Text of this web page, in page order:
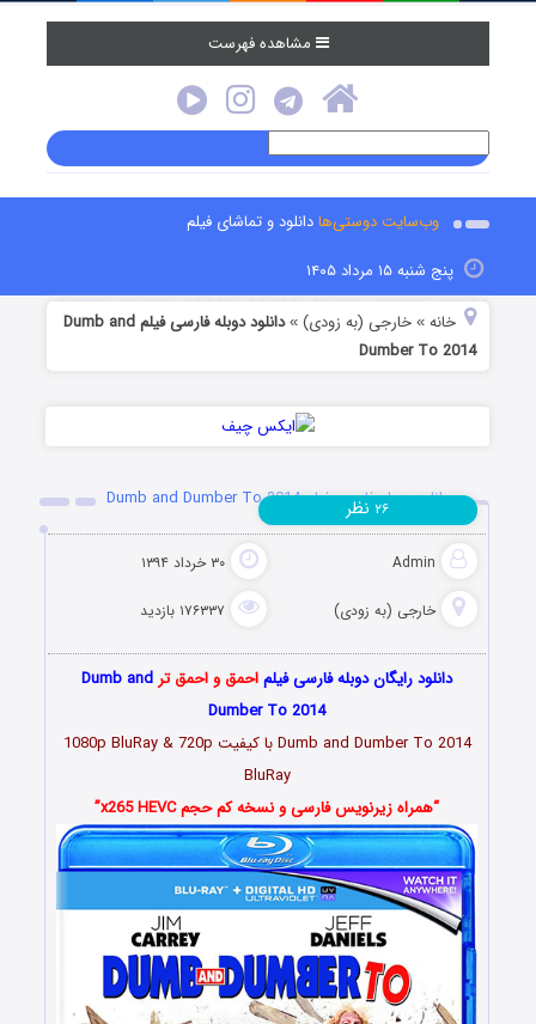
مشاهده فهرست
وب‌سایت دوستی‌هادانلود و تماشای فیلم
پنج شنبه ۱۵ مرداد ۱۴۰۵
خانه »خارجی (به زودی) »
دانلود دوبله فارسی فیلم Dumb and
Dumber To 2014
دانلود دوبله فارسی فیلم Dumb and Dumber To 2014
Admin ۳۰ خرداد ۱۳۹۴
خارجی (به زودی) ۱۷۶۳۳۷ بازدید
۲۶ نظر
دانلود رایگان دوبله فارسی فیلماحمق و احمق تر Dumb and
Dumber To 2014
Dumb and Dumber To 2014 با کیفیت 1080p BluRay & 720p
BluRay
“همراه زیرنویس فارسی و نسخه کم حجم x265 HEVC”